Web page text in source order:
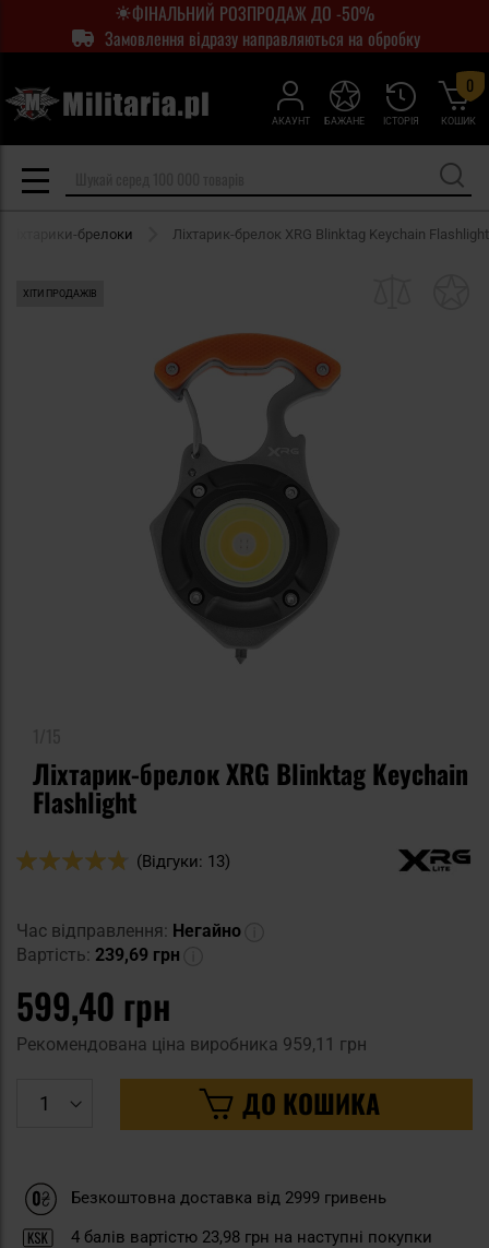
ФІНАЛЬНИЙ РОЗПРОДАЖ ДО -50%
Замовлення відразу направляються на обробку
АКАУНТ ІСТОРІЯ
БАЖАНЕ КОШИК
0
Ліхтарики-брелоки Ліхтарик-брелок XRG Blinktag Keychain Flashlight
ХІТИ ПРОДАЖІВ
Ліхтарик-брелок XRG Blinktag Keychain
Flashlight
Оцінка:
(Відгуки: 13)
Час відправлення: Негайно
Вартість: 239,69 грн
599,40 грн
Рекомендована ціна виробника 959,11 грн
ДО КОШИКА
Безкоштовна доставка від 2999 гривень
4 балів вартістю 23,98 грн на наступні покупки